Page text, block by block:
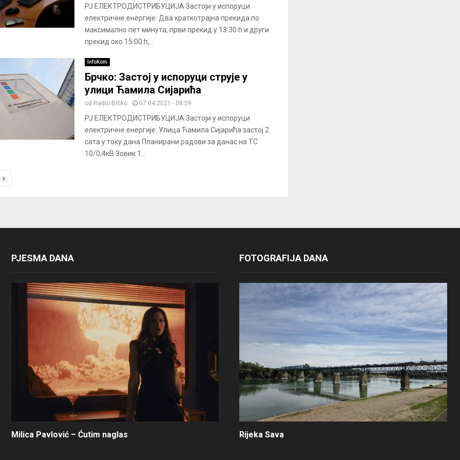
РЈ ЕЛЕКТРОДИСТРИБУЦИЈА Застоји у испоруци
електричне енергије: Два краткотрајна прекида по
максимално пет минута, први прекид у 13:30 h и други
прекид око 15:00 h,...
InfoKom
Брчко: Застој у испоруци струје у
улици Ћамила Сијарића
od Radio Brčko 07.04.2021 - 08:59
РЈ ЕЛЕКТРОДИСТРИБУЦИЈА Застоји у испоруци
електричне енергије: Улица Ћамила Сијарића застој 2
сата у току дана Планирани радови за данас на ТС
10/0,4кВ Зовик 1...
PJESMA DANA
Milica Pavlović – Ćutim naglas
FOTOGRAFIJA DANA
Rijeka Sava